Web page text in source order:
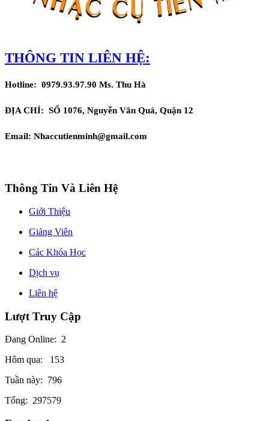
THÔNG TIN LIÊN HỆ:
Hotline: 0979.93.97.90 Ms. Thu Hà
ĐỊA CHỈ: SỐ 1076, Nguyễn Văn Quá, Quận 12
Email: Nhaccutienminh@gmail.com
Thông Tin Và Liên Hệ
Giới Thiệu
Giảng Viên
Các Khóa Học
Dịch vụ
Liên hệ
Lượt Truy Cập
Đang Online: 2
Hôm qua: 153
Tuần này: 796
Tổng: 297579